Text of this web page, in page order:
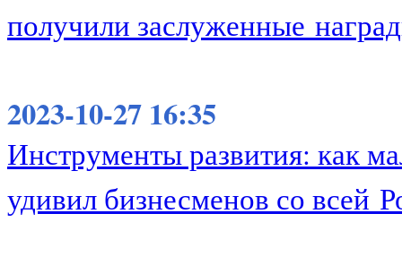
получили заслуженные
2023-10-27 16:35
Инструменты развития: как
удивил бизнесменов со всей